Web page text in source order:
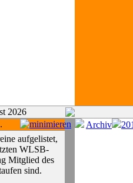
2026
aufgelistet,
WLSB-
Mitglied des
sind.
Archiv